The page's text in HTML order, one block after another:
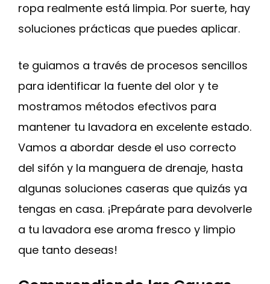
ropa realmente está limpia. Por suerte, hay
soluciones prácticas que puedes aplicar.
te guiamos a través de procesos sencillos
para identificar la fuente del olor y te
mostramos métodos efectivos para
mantener tu lavadora en excelente estado.
Vamos a abordar desde el uso correcto
del sifón y la manguera de drenaje, hasta
algunas soluciones caseras que quizás ya
tengas en casa. ¡Prepárate para devolverle
a tu lavadora ese aroma fresco y limpio
que tanto deseas!